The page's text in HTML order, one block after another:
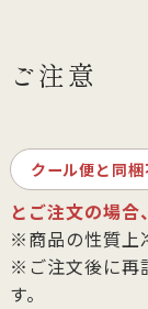
ご注意
クール便と同
とご注文の場合
※商品の性質上
※ご注文後に再
す。